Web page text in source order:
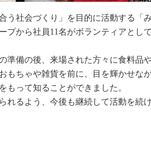
う社会づくり」を目的に活動する
プから社員11名がボランティアとし
準備の後、来場された方々に食料
もちゃや雑貨を前に、目を輝かせ
もって知ることができました。
るよう、今後も継続して活動を続け